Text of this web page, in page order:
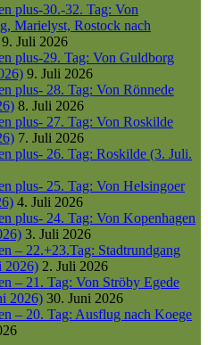
plus-30.-32. Tag: Von
Marielyst, Rostock nach
9. Juli 2026
plus-29. Tag: Von Guldborg
9. Juli 2026
plus- 28. Tag: Von Rönnede
8. Juli 2026
plus- 27. Tag: Von Roskilde
7. Juli 2026
plus- 26. Tag: Roskilde (3. Juli.
plus- 25. Tag: Von Helsingoer
4. Juli 2026
plus- 24. Tag: Von Kopenhagen
3. Juli 2026
– 22.+23.Tag: Stadtrundgang
2026) 2. Juli 2026
– 21. Tag: Von Ströby Egede
2026) 30. Juni 2026
– 20. Tag: Ausflug nach Koege